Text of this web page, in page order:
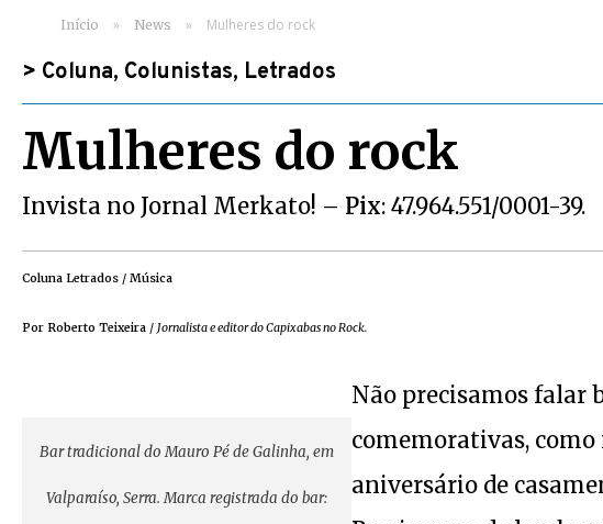
Início » News » Mulheres do rock
> Coluna, Colunistas, Letrados
Mulheres do rock
Invista no Jornal Merkato! – Pix: 47.964.551/0001-39.
Coluna Letrados / Música
Por Roberto Teixeira / Jornalista e editor do Capixabas no Rock.
Bar tradicional do Mauro Pé de Galinha, em
Valparaíso, Serra. Marca registrada do bar:
Não precisamos falar
comemorativas,
aniversário de